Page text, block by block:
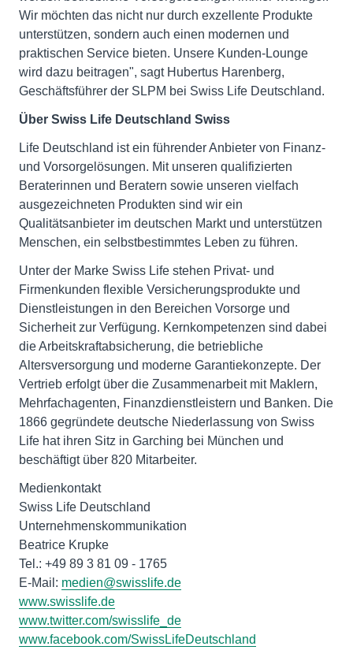
Wir möchten das nicht nur durch exzellente Produkte
unterstützen, sondern auch einen modernen und
praktischen Service bieten. Unsere Kunden-Lounge
wird dazu beitragen", sagt Hubertus Harenberg,
Geschäftsführer der SLPM bei Swiss Life Deutschland.
Über Swiss Life Deutschland Swiss
Life Deutschland ist ein führender Anbieter von Finanz-
und Vorsorgelösungen. Mit unseren qualifizierten
Beraterinnen und Beratern sowie unseren vielfach
ausgezeichneten Produkten sind wir ein
Qualitätsanbieter im deutschen Markt und unterstützen
Menschen, ein selbstbestimmtes Leben zu führen.
Unter der Marke Swiss Life stehen Privat- und
Firmenkunden flexible Versicherungsprodukte und
Dienstleistungen in den Bereichen Vorsorge und
Sicherheit zur Verfügung. Kernkompetenzen sind dabei
die Arbeitskraftabsicherung, die betriebliche
Altersversorgung und moderne Garantiekonzepte. Der
Vertrieb erfolgt über die Zusammenarbeit mit Maklern,
Mehrfachagenten, Finanzdienstleistern und Banken. Die
1866 gegründete deutsche Niederlassung von Swiss
Life hat ihren Sitz in Garching bei München und
beschäftigt über 820 Mitarbeiter.
Medienkontakt
Swiss Life Deutschland
Unternehmenskommunikation
Beatrice Krupke
Tel.: +49 89 3 81 09 - 1765
E-Mail: medien@swisslife.de
www.swisslife.de
www.twitter.com/swisslife_de
www.facebook.com/SwissLifeDeutschland